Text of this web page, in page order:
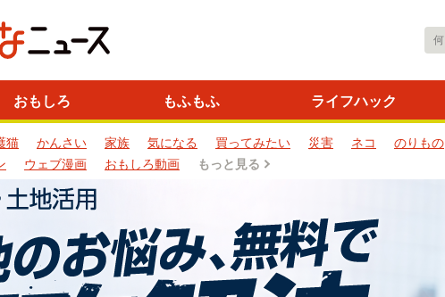
おもしろ もふもふ ライフハック
猫 かんさい 家族 気になる 買ってみたい 災害 ネコ のりもの
ウェブ漫画 おもしろ動画 もっと見る